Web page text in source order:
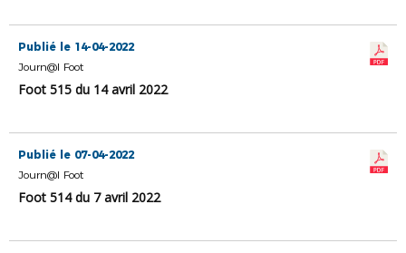
Publié le 14-04-2022
Journ@l Foot
Foot 515 du 14 avril 2022
Publié le 07-04-2022
Journ@l Foot
Foot 514 du 7 avril 2022